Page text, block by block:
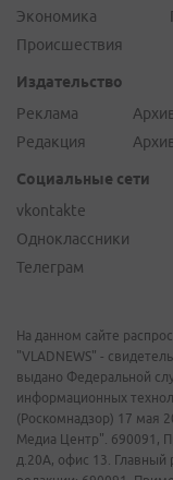
Экономика
Происшествия
Издательство
Реклама
Редакция
Социальные сети
vkontakte
Одноклассники
Телеграм
На данном сайте
"VLADNEWS" -
выдано Федеральной
информационных
(Роскомнадзор) 17 мая
Медиа Центр". 690091,
д.20А, офис 13.